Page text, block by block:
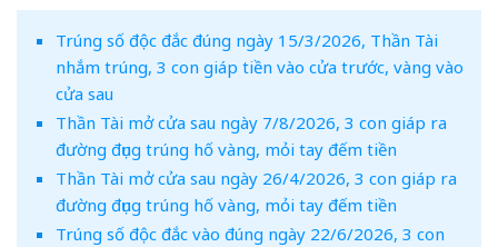
Trúng số độc đắc đúng ngày 15/3/2026, Thần Tài
nhắm trúng, 3 con giáp tiền vào cửa trước, vàng vào
cửa sau
Thần Tài mở cửa sau ngày 7/8/2026, 3 con giáp ra
đường đụng trúng hố vàng, mỏi tay đếm tiền
Thần Tài mở cửa sau ngày 26/4/2026, 3 con giáp ra
đường đụng trúng hố vàng, mỏi tay đếm tiền
Trúng số độc đắc vào đúng ngày 22/6/2026, 3 con